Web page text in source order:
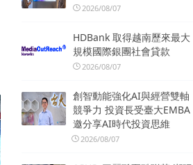
2026/08/07
HDBank 取得越南歷來最大
規模國際銀團社會貸款
2026/08/07
創智動能強化AI與經營雙軸
競爭力 投資長受臺大EMBA
邀分享AI時代投資思維
2026/08/07